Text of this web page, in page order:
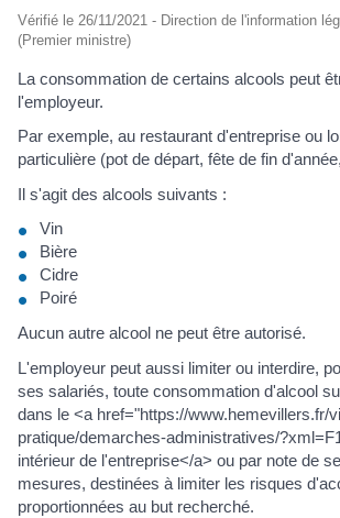
Vérifié le 26/11/2021 - Direction de l'information
(Premier ministre)
La consommation de certains alcools peut
l'employeur.
Par exemple, au restaurant d'entreprise ou
particulière (pot de départ, fête de fin
Il s'agit des alcools suivants :
Vin
Bière
Cidre
Poiré
Aucun autre alcool ne peut être autorisé.
L'employeur peut aussi limiter ou interdire,
ses salariés, toute consommation d'alcool
dans le <a href="https://www.hemevillers.fr/
pratique/demarches-administratives/
intérieur de l'entreprise</a> ou par note de
mesures, destinées à limiter les risques
proportionnées au but recherché.